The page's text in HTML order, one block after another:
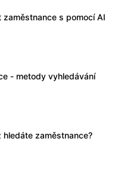
zaměstnance s pomocí AI
- metody vyhledávání
zaměstnance?